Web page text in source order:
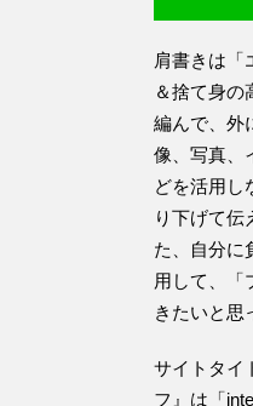
肩書きは「
＆捨て身の
編んで、外
像、写真、
どを活用し
り下げて伝
た、自分に
用して、「
きたいと思
サイトタイ
フ』は「